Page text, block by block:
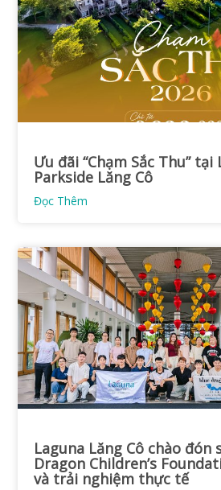
Ưu đãi “Chạm Sắc Thu” tại
Parkside Lăng Cô
Đọc Thêm
Laguna Lăng Cô chào đón
Dragon Children’s
và trải nghiệm thực tế